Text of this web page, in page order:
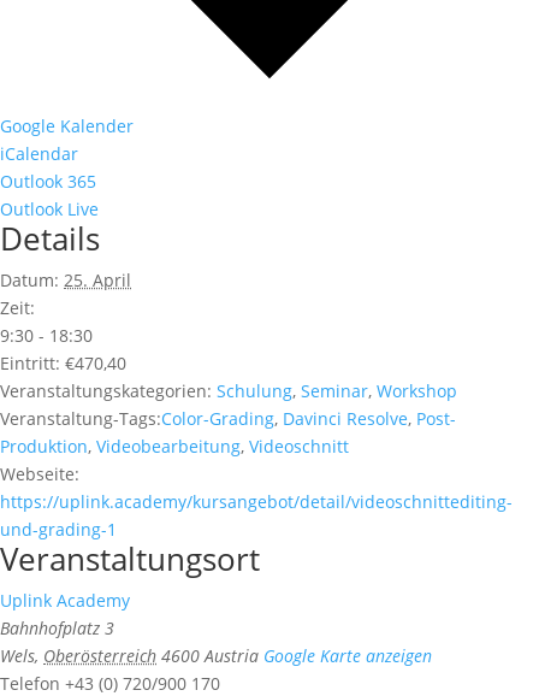
Google Kalender
iCalendar
Outlook 365
Outlook Live
Details
Datum: 25. April
Zeit:
9:30 - 18:30
Eintritt: €470,40
Veranstaltungskategorien: Schulung, Seminar, Workshop
Veranstaltung-Tags:Color-Grading, Davinci Resolve, Post-
Produktion, Videobearbeitung, Videoschnitt
Webseite:
https://uplink.academy/kursangebot/detail/videoschnittediting-
und-grading-1
Veranstaltungsort
Uplink Academy
Bahnhofplatz 3
Wels, Oberösterreich 4600 Austria Google Karte anzeigen
Telefon +43 (0) 720/900 170